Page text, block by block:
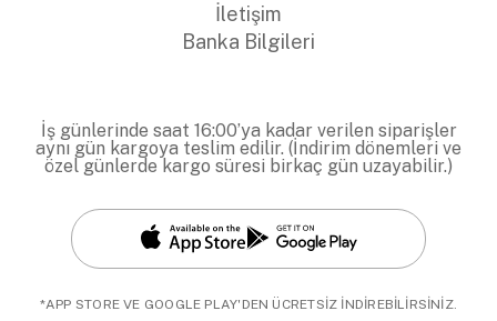
İletişim
Banka Bilgileri
İş günlerinde saat 16:00’ya kadar verilen siparişler
aynı gün kargoya teslim edilir. (İndirim dönemleri ve
özel günlerde kargo süresi birkaç gün uzayabilir.)
*APP STORE VE GOOGLE PLAY'DEN ÜCRETSİZ İNDİREBİLİRSİNİZ.